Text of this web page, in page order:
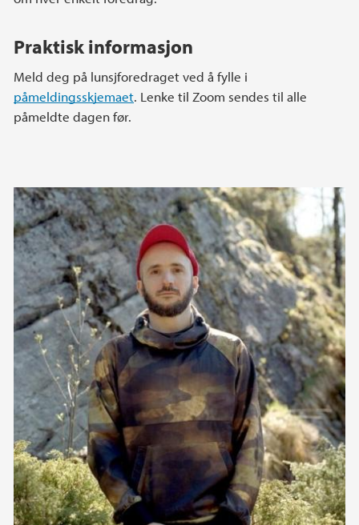
Praktisk informasjon
Meld deg på lunsjforedraget ved å fylle i
påmeldingsskjemaet. Lenke til Zoom sendes til alle
påmeldte dagen før.